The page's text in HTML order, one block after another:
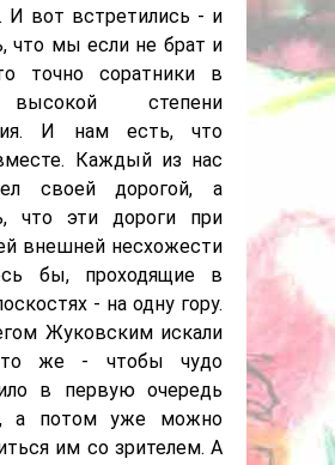
И вот встретились - и
что мы если не брат и
точно соратники в
степени
И нам есть, что
Каждый из нас
своей дорогой, а
что эти дороги при
внешней несхожести
бы, проходящие в
- на одну гору.
Жуковским искали
же - чтобы чудо
в первую очередь
а потом уже можно
им со зрителем. А